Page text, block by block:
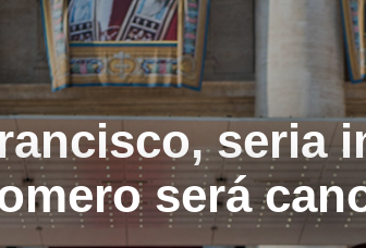
seria
será